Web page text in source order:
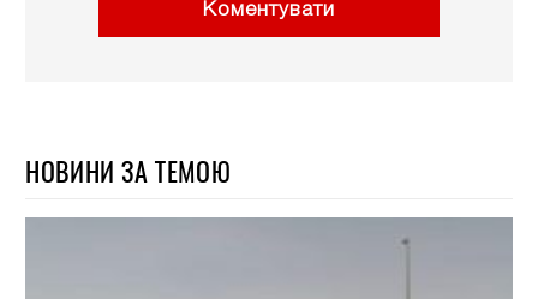
Коментувати
НОВИНИ ЗА ТЕМОЮ